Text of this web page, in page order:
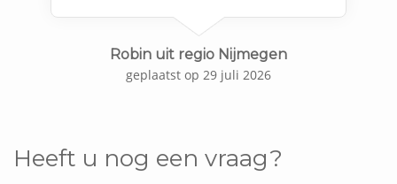
Robin uit regio Nijmegen
geplaatst op 29 juli 2026
Heeft u nog een vraag?